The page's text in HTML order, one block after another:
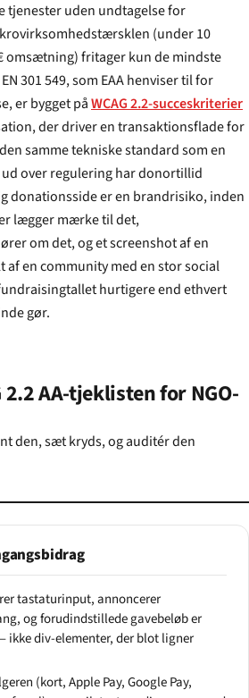
tjenester uden undtagelse for
(under 10
omsætning) fritager kun de mindste
EAA henviser til for
er bygget påWCAG 2.2-succeskriterier
en transaktions­flade for
samme tekniske standard som en
donationsside er en brandrisiko, inden
om det, og et screenshot af en
en community med en stor social
hurtigere end ethvert
gør.
AA-tjeklisten for NGO-
den, sæt kryds, og auditér den
tastaturinput, annoncerer
og forudindstillede gavebeløb er
div-elementer, der blot ligner
(kort, Apple Pay, Google Pay,